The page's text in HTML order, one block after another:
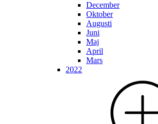
December
Oktober
Augusti
Juni
Maj
April
Mars
2022